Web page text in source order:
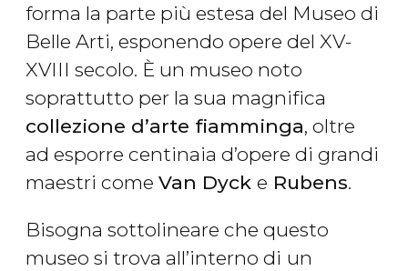
forma la parte più estesa del Museo di
Belle Arti, esponendo opere del XV-
XVIII secolo. È un museo noto
soprattutto per la sua magnifica
collezione d’arte fiamminga, oltre
ad esporre centinaia d’opere di grandi
maestri come Van Dyck e Rubens.
Bisogna sottolineare che questo
museo si trova all’interno di un